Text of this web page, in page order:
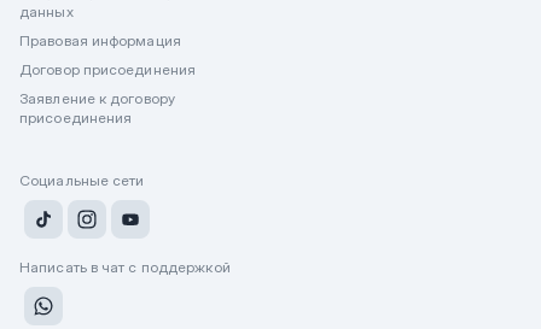
данных
Правовая информация
Договор присоединения
Заявление к договору
присоединения
Социальные сети
Написать в чат с поддержкой